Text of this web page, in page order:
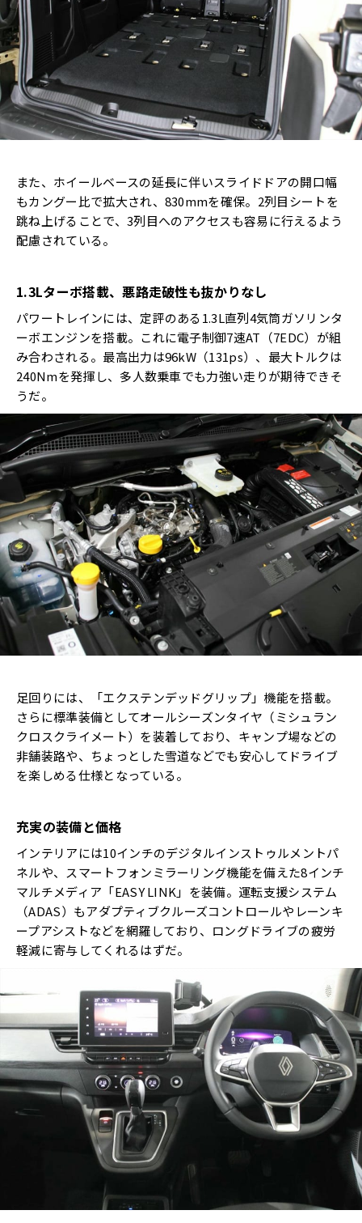
また、ホイールベースの延長に伴いスライドドアの開口幅
もカングー比で拡大され、830mmを確保。2列目シートを
跳ね上げることで、3列目へのアクセスも容易に行えるよう
配慮されている。
1.3Lターボ搭載、悪路走破性も抜かりなし
パワートレインには、定評のある1.3L直列4気筒ガソリンタ
ーボエンジンを搭載。これに電子制御7速AT（7EDC）が組
み合わされる。最高出力は96kW（131ps）、最大トルクは
240Nmを発揮し、多人数乗車でも力強い走りが期待できそ
うだ。
足回りには、「エクステンデッドグリップ」機能を搭載。
さらに標準装備としてオールシーズンタイヤ（ミシュラン
クロスクライメート）を装着しており、キャンプ場などの
非舗装路や、ちょっとした雪道などでも安心してドライブ
を楽しめる仕様となっている。
充実の装備と価格
インテリアには10インチのデジタルインストゥルメントパ
ネルや、スマートフォンミラーリング機能を備えた8インチ
マルチメディア「EASY LINK」を装備。運転支援システム
（ADAS）もアダプティブクルーズコントロールやレーンキ
ープアシストなどを網羅しており、ロングドライブの疲労
軽減に寄与してくれるはずだ。